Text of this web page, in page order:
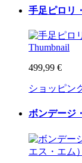
手足ピロリ
499,99 €
ショッピン
ボンデージ